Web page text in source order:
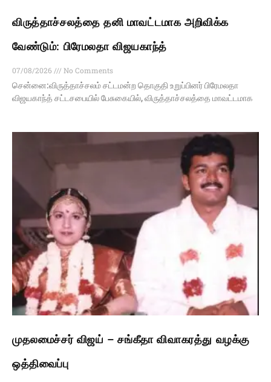
விருத்தாச்சலத்தை தனி மாவட்டமாக அறிவிக்க
வேண்டும்: பிரேமலதா விஜயகாந்த்
07/08/2026
No Comments
சென்னை:விருத்தாச்சலம் சட்டமன்ற தொகுதி உறுப்பினர் பிரேமலதா
விஜயகாந்த் சட்டசபையில் பேசுகையில், விருத்தாச்சலத்தை மாவட்டமாக
முதலமைச்சர் விஜய் – சங்கீதா விவாகரத்து வழக்கு
ஒத்திவைப்பு